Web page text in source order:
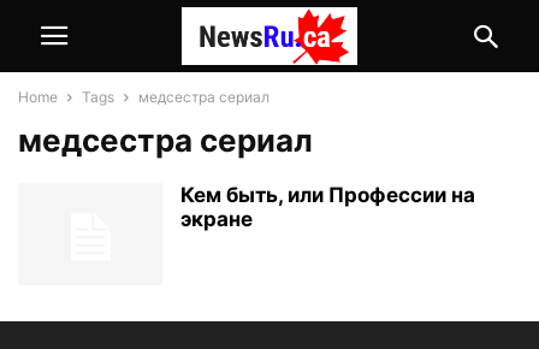
Home Tags медсестра сериал
медсестра сериал
Кем быть, или Профессии на
экране